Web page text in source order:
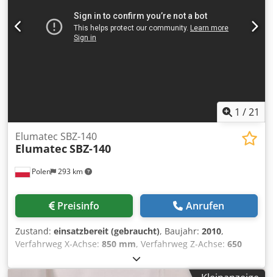
1 /21
Polen 293 km
Elumatec SBZ-140
ElumatecSBZ-140
Preisinfo Anrufen
Zustand: einsatzbereit (gebraucht), Baujahr: 2010,
Verfahrweg X-Achse: 850 mm, Verfahrweg Z-Achse: 650
, Spindeldrehzahl (max.):24’000 U/min
Spindelmotors:11’000 W, Anzahl der Achsen:4, Diese 4-